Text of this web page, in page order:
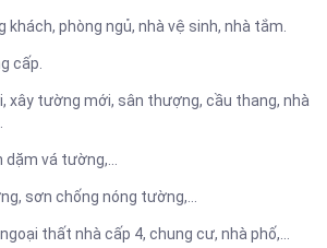
khách, phòng ngủ, nhà vệ sinh, nhà tắm.
cấp.
xây tường mới, sân thượng, cầu thang, nhà
vá tường,…
sơn chống nóng tường,…
thất nhà cấp 4, chung cư, nhà phố,…